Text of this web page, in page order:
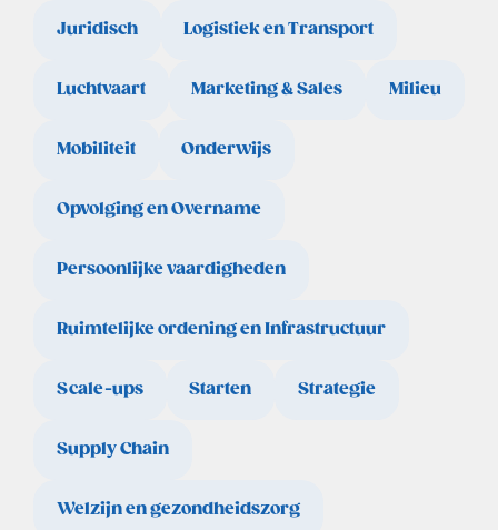
Juridisch Logistiek en Transport
Luchtvaart Marketing & Sales Milieu
Mobiliteit Onderwijs
Opvolging en Overname
Persoonlijke vaardigheden
Ruimtelijke ordening en Infrastructuur
Scale-ups Starten Strategie
Supply Chain
Welzijn en gezondheidszorg